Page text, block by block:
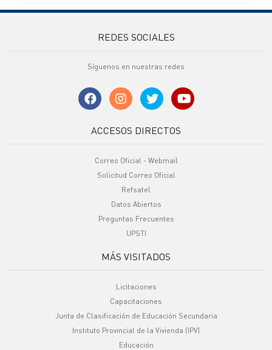
REDES SOCIALES
Síguenos en nuestras redes
ACCESOS DIRECTOS
Correo Oficial - Webmail
Solicitud Correo Oficial
Refsatel
Datos Abiertos
Preguntas Frecuentes
UPSTI
MÁS VISITADOS
Licitaciones
Capacitaciones
Junta de Clasificación de Educación Secundaria
Instituto Provincial de la Vivienda (IPV)
Educación